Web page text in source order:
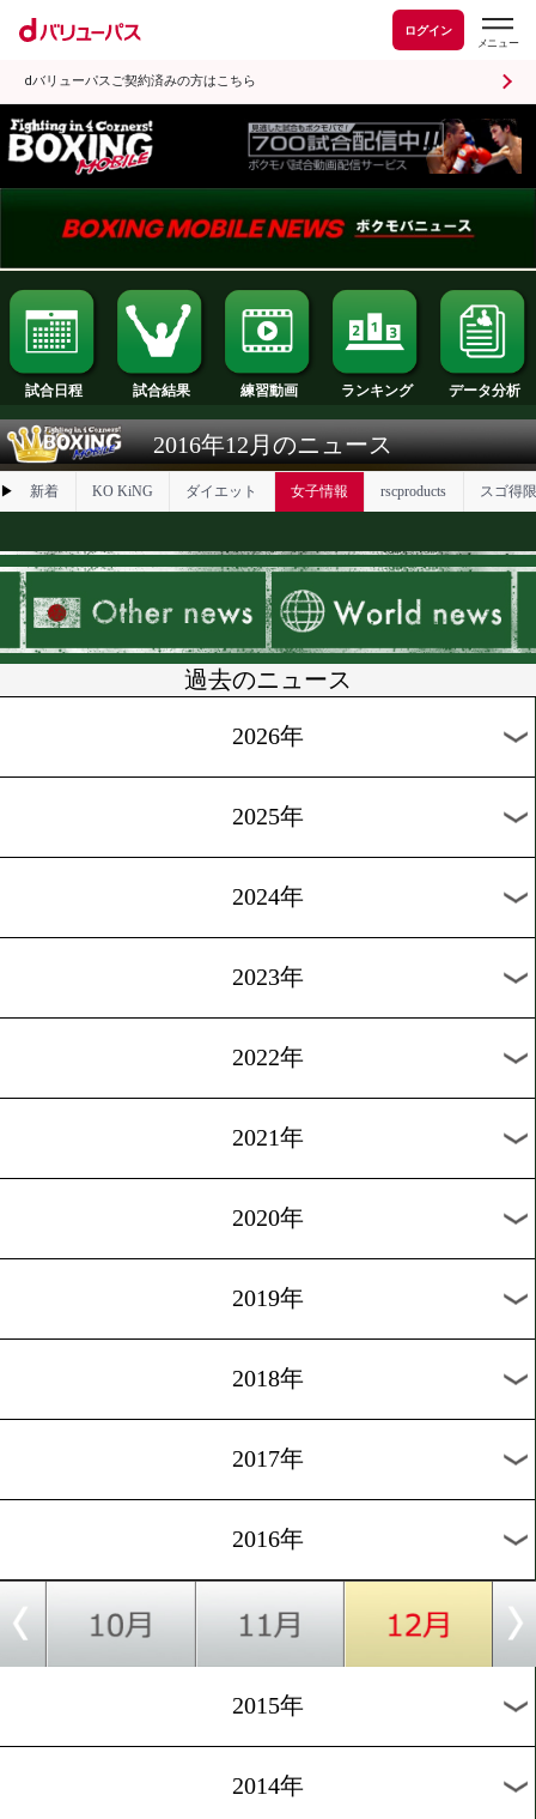
ログイン
dバリューパスご契約済みの方はこちら
試合日程 試合結果 練習動画 ランキング
新着 ダイエット
過去のニュース
2026年
2025年
2023年
2021年
2020年
2018年
2017年